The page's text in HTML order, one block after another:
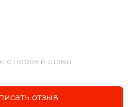
первый отзыв
отзыв